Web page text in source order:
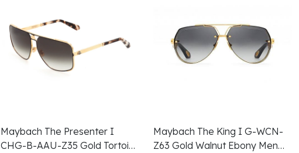
Maybach The Presenter I
CHG-B-AAU-Z35 Gold Tortoise
Maybach The King I G-WCN-
Z63 Gold Walnut Ebony Men